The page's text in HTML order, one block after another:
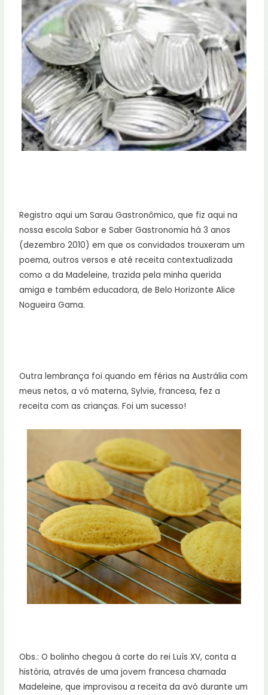
Registro aqui um Sarau Gastronômico, que fiz aqui na
nossa escola Sabor e Saber Gastronomia há 3 anos
(dezembro 2010) em que os convidados trouxeram um
poema, outros versos e até receita contextualizada
como a da Madeleine, trazida pela minha querida
amiga e também educadora, de Belo Horizonte Alice
Nogueira Gama.
Outra lembrança foi quando em férias na Austrália com
meus netos, a vó materna, Sylvie, francesa, fez a
receita com as crianças. Foi um sucesso!
Obs.: O bolinho chegou à corte do rei Luís XV, conta a
história, através de uma jovem francesa chamada
Madeleine, que improvisou a receita da avó durante um